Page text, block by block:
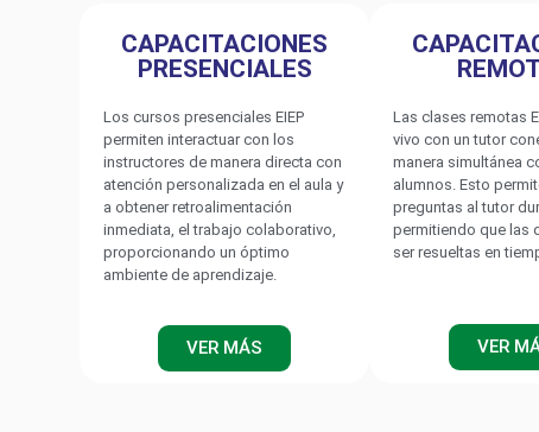
CAPACITACIONES
PRESENCIALES
Los cursos presenciales EIEP
permiten interactuar con los
instructores de manera directa con
atención personalizada en el aula y
a obtener retroalimentación
inmediata, el trabajo colaborativo,
proporcionando un óptimo
ambiente de aprendizaje.
VER MÁS
Las clases remotas
vivo con un tutor
manera simultánea
alumnos. Esto
preguntas al tutor
permitiendo que las
ser resueltas en
VER